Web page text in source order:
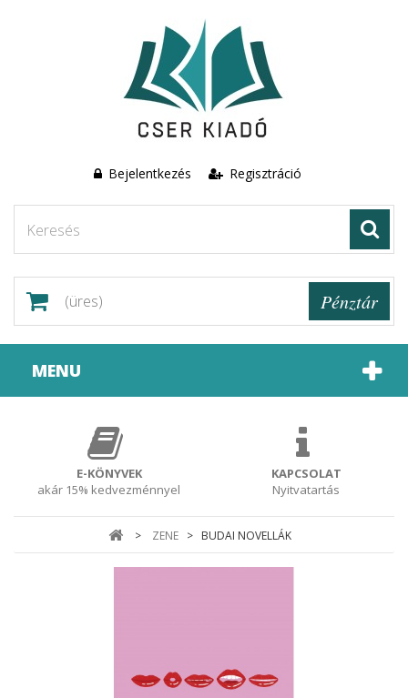
Bejelentkezés Regisztráció
(üres) Pénztár
MENU
E-KÖNYVEK
akár 15% kedvezménnyel
KAPCSOLAT
Nyitvatartás
> ZENE > BUDAI NOVELLÁK